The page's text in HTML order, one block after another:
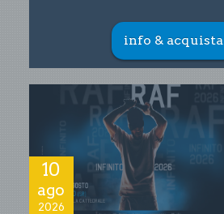
info & acquista
10
ago
2026